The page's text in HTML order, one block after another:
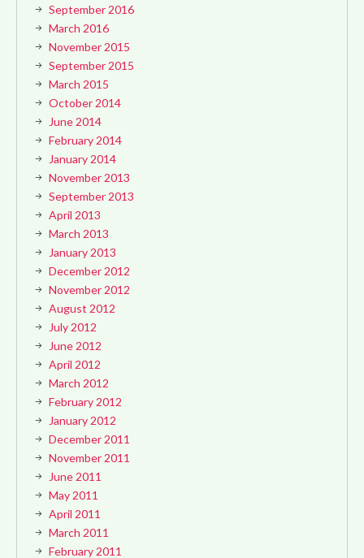
September 2016
March 2016
November 2015
September 2015
March 2015
October 2014
June 2014
February 2014
January 2014
November 2013
September 2013
April 2013
March 2013
January 2013
December 2012
November 2012
August 2012
July 2012
June 2012
April 2012
March 2012
February 2012
January 2012
December 2011
November 2011
June 2011
May 2011
April 2011
March 2011
February 2011